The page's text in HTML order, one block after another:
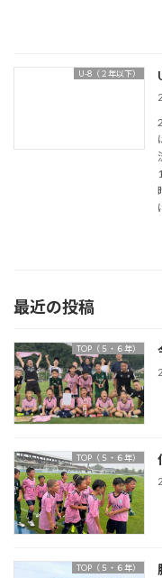
U-8（２年以下）
最近の投稿
TOP（５・６年）
TOP（５・６年）
TOP（５・６年）